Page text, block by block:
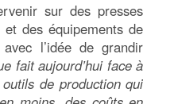
sur des presses
des équipements de
l’idée de grandir
fait aujourd’hui face à
de production qui